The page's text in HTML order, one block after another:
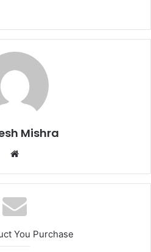
Mishra
Website
You Purchase